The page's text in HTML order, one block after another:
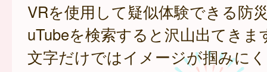
VRを使用して疑似体験できる防
uTubeを検索すると沢山出てきま
文字だけではイメージが掴みに